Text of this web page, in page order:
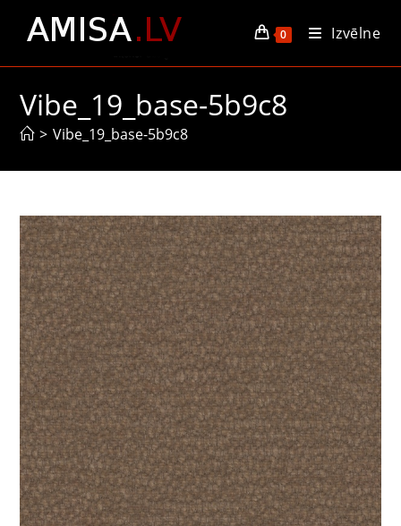
0 Izvēlne
Vibe_19_base-5b9c8
> Vibe_19_base-5b9c8